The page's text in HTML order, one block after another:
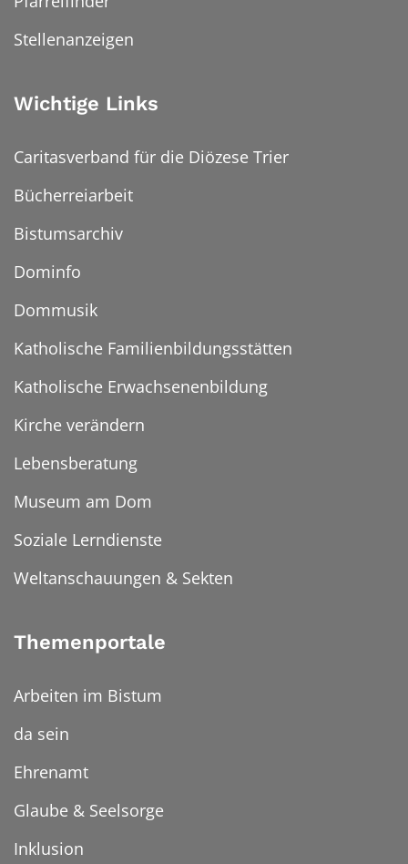
Stellenanzeigen
Wichtige Links
Caritasverband für die Diözese Trier
Bücherreiarbeit
Bistumsarchiv
Dominfo
Dommusik
Katholische Familienbildungsstätten
Katholische Erwachsenenbildung
Kirche verändern
Lebensberatung
Museum am Dom
Soziale Lerndienste
Weltanschauungen & Sekten
Themenportale
Arbeiten im Bistum
da sein
Ehrenamt
Glaube & Seelsorge
Inklusion